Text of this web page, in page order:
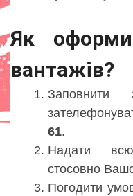
Як
вантажів?
61.
Надати
стосовно
Погодити